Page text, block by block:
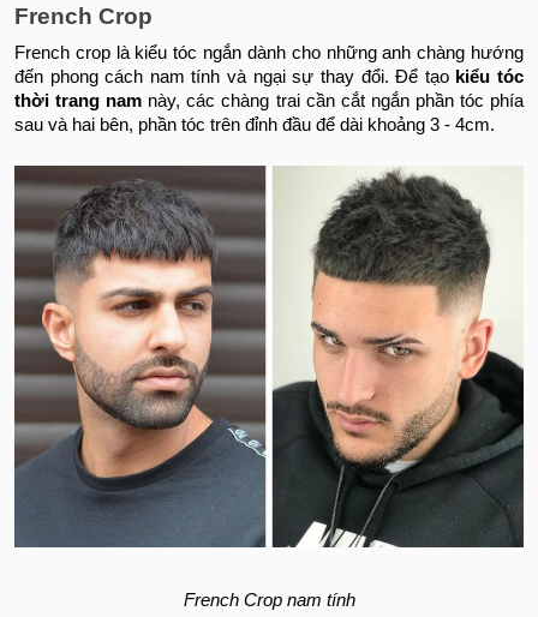
French Crop
French crop là kiểu tóc ngắn dành cho những anh chàng hướng
đến phong cách nam tính và ngại sự thay đổi. Để tạo kiểu tóc
thời trang nam này, các chàng trai cần cắt ngắn phần tóc phía
sau và hai bên, phần tóc trên đỉnh đầu để dài khoảng 3 - 4cm.
French Crop nam tính